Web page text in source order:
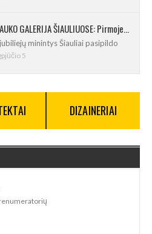
NAUJA LAUKO GALERIJA ŠIAULIUOSE: Pirmoje ekspozicijoje – Eduardo Juchnevičiaus kūryba
minintys Šiauliai pasipildo
5
DIZAINERIAI